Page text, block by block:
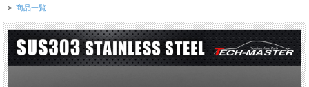
> 商品一覧